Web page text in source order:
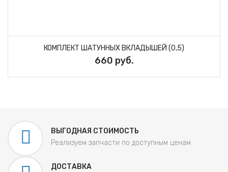
КОМПЛЕКТ ШАТУННЫХ ВКЛАДЫШЕЙ (0,5)
660 руб.
ВЫГОДНАЯ СТОИМОСТЬ
Реализуем запчасти по доступным ценам
ДОСТАВКА